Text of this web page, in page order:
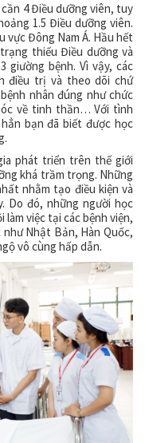
4 Điều dưỡng viên, tuy
1.5 Điều dưỡng viên.
vực Đông Nam Á. Hầu hết
thiếu Điều dưỡng và
giường bệnh. Vì vậy, các
điều trị và theo dõi chứ
nhân đúng như chức
về tinh thần… Với tình
bạn đã biết được học
phát triển trên thế giới
khá trầm trọng. Những
nhằm tạo điều kiện và
Do đó, những người học
làm việc tại các bệnh viện,
Nhật Bản, Hàn Quốc,
vô cùng hấp dẫn.